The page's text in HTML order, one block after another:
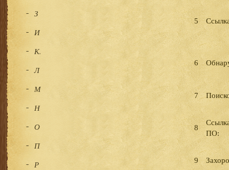
5
6
7
8
ПО:
9
З
И
К.
Л
М
Н
О
П
Р